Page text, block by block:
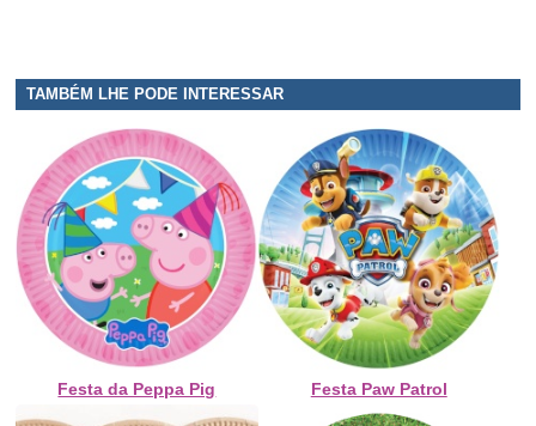
TAMBÉM LHE PODE INTERESSAR
Festa da Peppa Pig Festa Paw Patrol